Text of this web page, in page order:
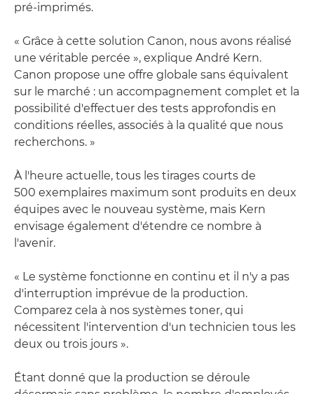
pré-imprimés.
« Grâce à cette solution Canon, nous avons réalisé
une véritable percée », explique André Kern.
Canon propose une offre globale sans équivalent
sur le marché : un accompagnement complet et la
possibilité d'effectuer des tests approfondis en
conditions réelles, associés à la qualité que nous
recherchons. »
À l'heure actuelle, tous les tirages courts de
500 exemplaires maximum sont produits en deux
équipes avec le nouveau système, mais Kern
envisage également d'étendre ce nombre à
l'avenir.
« Le système fonctionne en continu et il n'y a pas
d'interruption imprévue de la production.
Comparez cela à nos systèmes toner, qui
nécessitent l'intervention d'un technicien tous les
deux ou trois jours ».
Étant donné que la production se déroule